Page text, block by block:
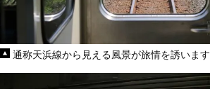
通称天浜線から見える風景が旅情を誘います